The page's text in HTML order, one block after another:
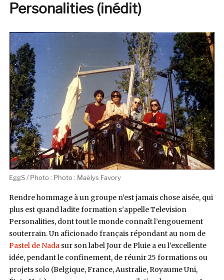
Personalities (inédit)
EggS / Photo : Photo : Maëlys Favory
Rendre hommage à un groupe n’est jamais chose aisée, qui
plus est quand ladite formation s’appelle Television
Personalities, dont tout le monde connaît l’engouement
souterrain. Un aficionado français répondant au nom de
Pastel de Nadasur son label Jour de Pluie a eu l’excellente
idée, pendant le confinement, de réunir 25 formations ou
projets solo (Belgique, France, Australie, Royaume Uni,